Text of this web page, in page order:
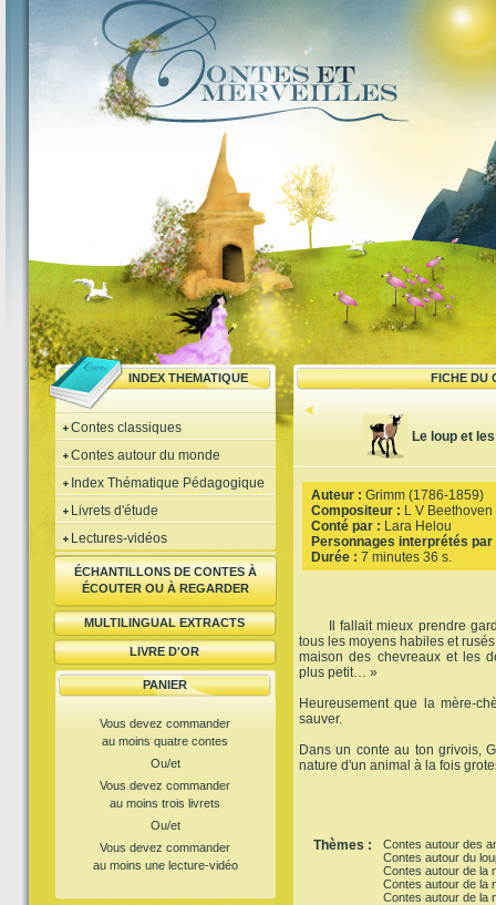
INDEX THEMATIQUE FICHE DU
Contes classiques
Contes autour du monde
Index Thématique Pédagogique
Livrets d'étude
Lectures-vidéos
ÉCHANTILLONS DE CONTES À
ÉCOUTER OU À REGARDER
MULTILINGUAL EXTRACTS
LIVRE D'OR
PANIER
Vous devez commander
au moins quatre contes
Ou/et
Vous devez commander
au moins trois livrets
Ou/et
Vous devez commander
au moins une lecture-vidéo
Le loup et
Auteur : Grimm (1786-1859)
Compositeur : L V
Conté par : Lara Helou
Personnages interprétés par
Durée : 7 minutes 36 s.
Il fallait mieux prendre
tous les moyens habiles et
maison des chevreaux et les
plus petit… »
Heureusement que la mère-
sauver.
Dans un conte au ton grivois,
nature d'un animal à la fois
Thèmes :
Contes autour des
Contes autour du
Contes autour de la
Contes autour de la
Contes autour de la